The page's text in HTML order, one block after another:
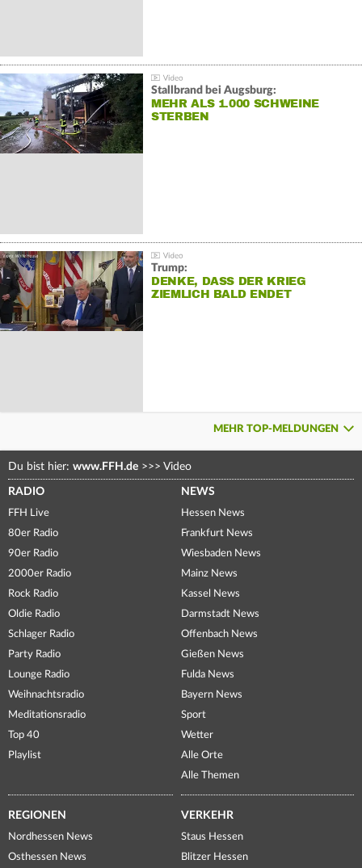
Stallbrand bei Augsburg:
MEHR ALS 1.000 SCHWEINE
STERBEN
Trump:
DENKE, DASS DER KRIEG
ZIEMLICH BALD ENDET
MEHR TOP-MELDUNGEN
Du bist hier: www.FFH.de >>> Video
RADIO
FFH Live
80er Radio
90er Radio
2000er Radio
Rock Radio
Oldie Radio
Schlager Radio
Party Radio
Lounge Radio
Weihnachtsradio
Meditationsradio
Top 40
Playlist
NEWS
Hessen News
Frankfurt News
Wiesbaden News
Mainz News
Kassel News
Darmstadt News
Offenbach News
Gießen News
Fulda News
Bayern News
Sport
Wetter
Alle Orte
Alle Themen
REGIONEN
Nordhessen News
Osthessen News
VERKEHR
Staus Hessen
Blitzer Hessen